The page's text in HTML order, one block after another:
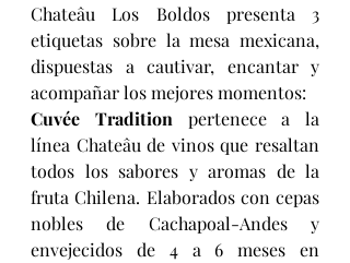
Chateâu Los Boldos presenta 3
etiquetas sobre la mesa mexicana,
dispuestas a cautivar, encantar y
acompañar los mejores momentos:
Cuvée Tradition pertenece a la
línea Chateâu de vinos que resaltan
todos los sabores y aromas de la
fruta Chilena. Elaborados con cepas
nobles de Cachapoal-Andes y
envejecidos de 4 a 6 meses en